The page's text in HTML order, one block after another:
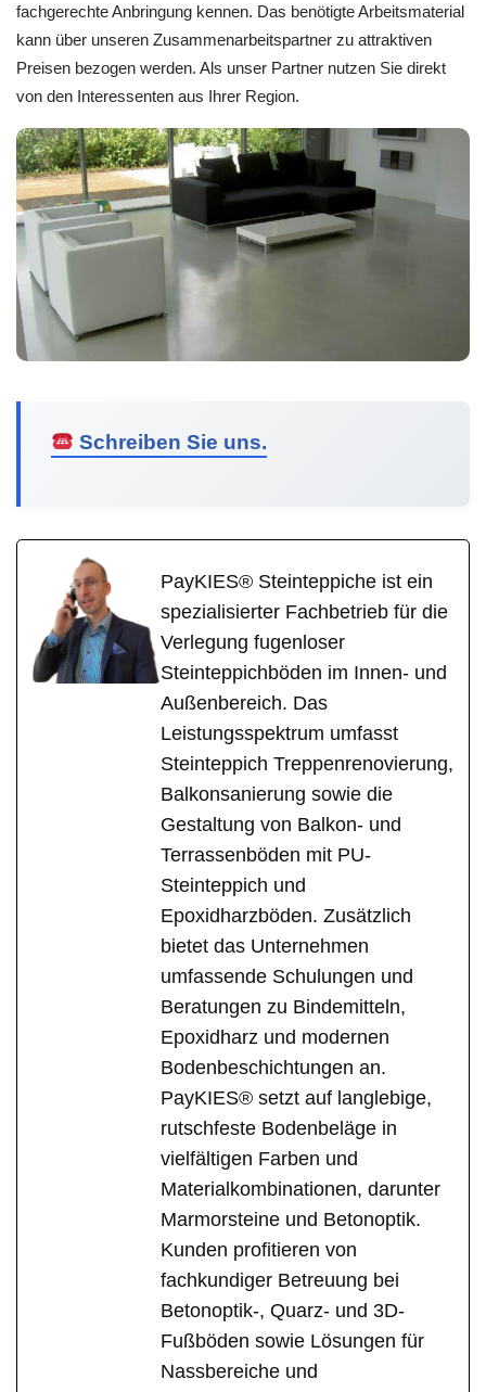
fachgerechte Anbringung kennen. Das benötigte Arbeitsmaterial
kann über unseren Zusammenarbeitspartner zu attraktiven
Preisen bezogen werden. Als unser Partner nutzen Sie direkt
von den Interessenten aus Ihrer Region.
Schreiben Sie uns.
PayKIES® Steinteppiche ist ein
spezialisierter Fachbetrieb für die
Verlegung fugenloser
Steinteppichböden im Innen- und
Außenbereich. Das
Leistungsspektrum umfasst
Steinteppich Treppenrenovierung,
Balkonsanierung sowie die
Gestaltung von Balkon- und
Terrassenböden mit PU-
Steinteppich und
Epoxidharzböden. Zusätzlich
bietet das Unternehmen
umfassende Schulungen und
Beratungen zu Bindemitteln,
Epoxidharz und modernen
Bodenbeschichtungen an.
PayKIES® setzt auf langlebige,
rutschfeste Bodenbeläge in
vielfältigen Farben und
Materialkombinationen, darunter
Marmorsteine und Betonoptik.
Kunden profitieren von
fachkundiger Betreuung bei
Betonoptik-, Quarz- und 3D-
Fußböden sowie Lösungen für
Nassbereiche und